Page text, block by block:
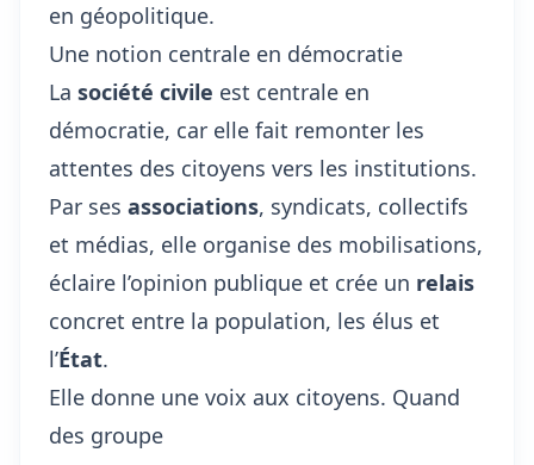
en géopolitique.
Une notion centrale en démocratie
La société civile est centrale en
démocratie, car elle fait remonter les
attentes des citoyens vers les institutions.
Par ses associations, syndicats, collectifs
et médias, elle organise des mobilisations,
éclaire l’opinion publique et crée un relais
concret entre la population, les élus et
l’État.
Elle donne une voix aux citoyens. Quand
des groupe